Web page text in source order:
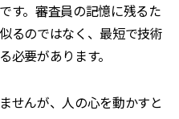
す。審査員の記憶に残るた
るのではなく、最短で技術
必要があります。
せんが、人の心を動かすと